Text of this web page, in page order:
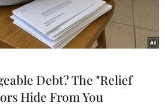
côcain này đã được giấu
những chiếcbánh quy kem
bằng mắt thường hay
sát cho hay thủ phạm đã hút
Debt? The "Relief
Hide From You